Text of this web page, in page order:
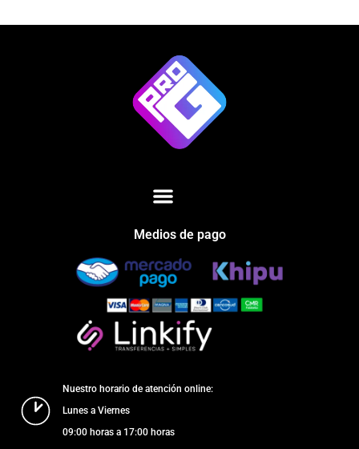
Medios de pago
Nuestro horario de atención online:
Lunes a Viernes
09:00 horas a 17:00 horas